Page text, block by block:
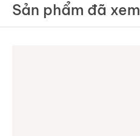
Sản phẩm đã xem